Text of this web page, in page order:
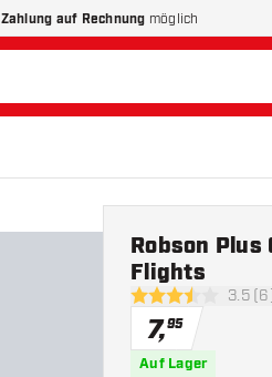
Zahlung auf Rechnung möglich
3.5 3.5
Robson
Flights
7,95
Auf Lager